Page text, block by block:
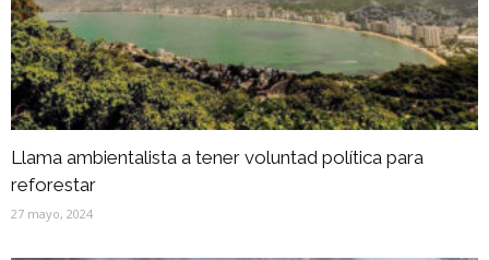
Llama ambientalista a tener voluntad política para
reforestar
27 mayo, 2024